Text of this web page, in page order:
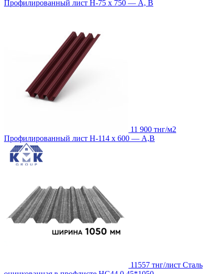
Профилированный лист Н-75 х 750 — А, В
11 900 тнг/м2
Профилированный лист Н-114 х 600 — А,В
11557 тнг/лист Сталь